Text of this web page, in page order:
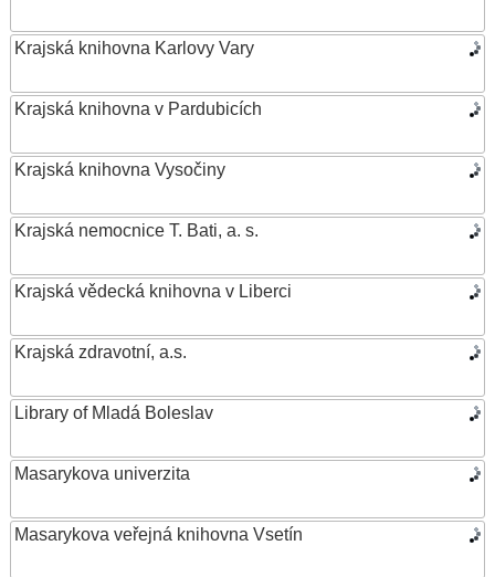
Krajská knihovna Karlovy Vary
Krajská knihovna v Pardubicích
Krajská knihovna Vysočiny
Krajská nemocnice T. Bati, a. s.
Krajská vědecká knihovna v Liberci
Krajská zdravotní, a.s.
Library of Mladá Boleslav
Masarykova univerzita
Masarykova veřejná knihovna Vsetín